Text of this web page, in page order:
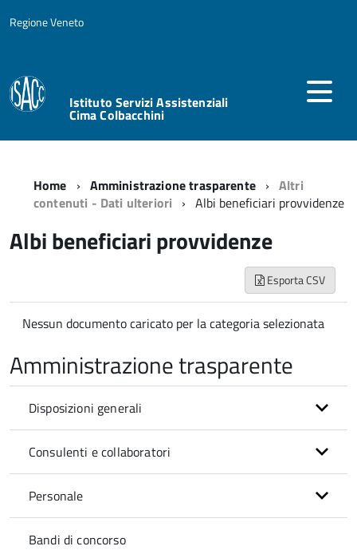
Regione Veneto
Istituto Servizi Assistenziali
Cima Colbacchini
Home Amministrazione trasparente
Altri
contenuti - Dati ulteriori
Albi beneficiari provvidenze
Albi beneficiari provvidenze
Esporta CSV
Nessun documento caricato per la categoria selezionata
Amministrazione trasparente
Disposizioni generali
Consulenti e collaboratori
Personale
Bandi di concorso